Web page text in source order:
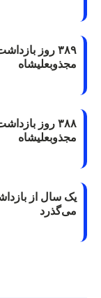
۳۸۹ روز
مجذوبعلیشاه
۳۸۸ روز
مجذوبعلیشاه
یک سال از
می‌گذرد